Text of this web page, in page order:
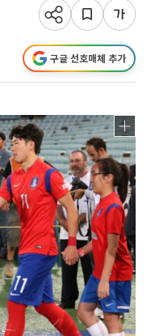
구글 선호매체 추가